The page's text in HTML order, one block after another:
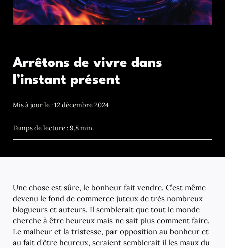
Arrêtons de vivre dans
l’instant présent
Mis à jour le : 12 décembre 2024
Temps de lecture : 9,8 min.
Une chose est sûre, le bonheur fait vendre. C’est même
devenu le fond de commerce juteux de très nombreux
blogueurs et auteurs. Il semblerait que tout le monde
cherche à être heureux mais ne sait plus comment faire.
Le malheur et la tristesse, par opposition au bonheur et
au fait d’être heureux, seraient semblerait il les maux du